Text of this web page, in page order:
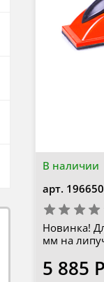
В наличии
арт. 196650
Новинка!
мм на
5 885